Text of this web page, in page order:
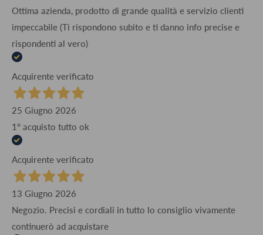
Ottima azienda, prodotto di grande qualità e servizio clienti
impeccabile (Ti rispondono subito e ti danno info precise e
rispondenti al vero)
Acquirente verificato
25 Giugno 2026
1° acquisto tutto ok
Acquirente verificato
13 Giugno 2026
Negozio. Precisi e cordiali in tutto lo consiglio vivamente
continuerò ad acquistare